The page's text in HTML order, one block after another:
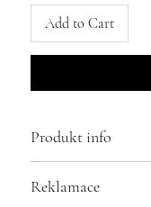
Add to Cart
Produkt info
95% bavlna
Reklamace